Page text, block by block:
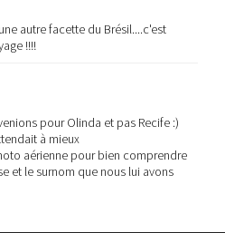
autre facette du Brésil....c'est
!!!!
pour Olinda et pas Recife :)
à mieux
aérienne pour bien comprendre
et le surnom que nous lui avons